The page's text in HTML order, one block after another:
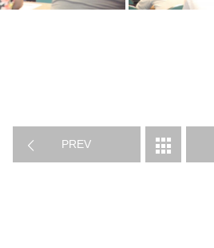
PREV
過去の活動のご報告